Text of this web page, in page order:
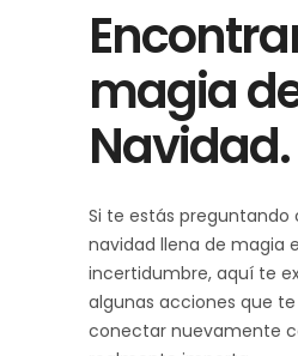
magia
Navidad.
Si te estás
navidad llena de magia
incertidumbre, aquí te
algunas acciones que
conectar nuevamente